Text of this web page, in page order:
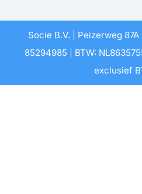
Socie B.V. | Peizerweg
85294985 | BTW:
exclusief